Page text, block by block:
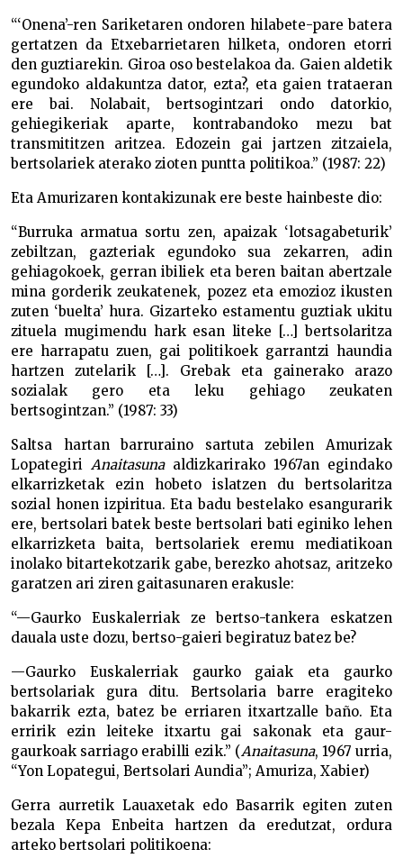
“‘Onena’-ren Sariketaren ondoren hilabete-pare batera
gertatzen da Etxebarrietaren hilketa, ondoren etorri
den guztiarekin. Giroa oso bestelakoa da. Gaien aldetik
egundoko aldakuntza dator, ezta?, eta gaien trataeran
ere bai. Nolabait, bertsogintzari ondo datorkio,
gehiegikeriak aparte, kontrabandoko mezu bat
transmititzen aritzea. Edozein gai jartzen zitzaiela,
bertsolariek aterako zioten puntta politikoa.” (1987: 22)
Eta Amurizaren kontakizunak ere beste hainbeste dio:
“Burruka armatua sortu zen, apaizak ‘lotsagabeturik’
zebiltzan, gazteriak egundoko sua zekarren, adin
gehiagokoek, gerran ibiliek eta beren baitan abertzale
mina gorderik zeukatenek, pozez eta emozioz ikusten
zuten ‘buelta’ hura. Gizarteko estamentu guztiak ukitu
zituela mugimendu hark esan liteke […] bertsolaritza
ere harrapatu zuen, gai politikoek garrantzi haundia
hartzen zutelarik […]. Grebak eta gainerako arazo
sozialak gero eta leku gehiago zeukaten
bertsogintzan.” (1987: 33)
Saltsa hartan barruraino sartuta zebilen Amurizak
Lopategiri Anaitasuna aldizkarirako 1967an egindako
elkarrizketak ezin hobeto islatzen du bertsolaritza
sozial honen izpiritua. Eta badu bestelako esangurarik
ere, bertsolari batek beste bertsolari bati eginiko lehen
elkarrizketa baita, bertsolariek eremu mediatikoan
inolako bitartekotzarik gabe, berezko ahotsaz, aritzeko
garatzen ari ziren gaitasunaren erakusle:
“—Gaurko Euskalerriak ze bertso-tankera eskatzen
dauala uste dozu, bertso-gaieri begiratuz batez be?
—Gaurko Euskalerriak gaurko gaiak eta gaurko
bertsolariak gura ditu. Bertsolaria barre eragiteko
bakarrik ezta, batez be erriaren itxartzalle baño. Eta
erririk ezin leiteke itxartu gai sakonak eta gaur-
gaurkoak sarriago erabilli ezik.” (Anaitasuna, 1967 urria,
“Yon Lopategui, Bertsolari Aundia”; Amuriza, Xabier)
Gerra aurretik Lauaxetak edo Basarrik egiten zuten
bezala Kepa Enbeita hartzen da eredutzat, ordura
arteko bertsolari politikoena: